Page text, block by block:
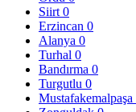
Siirt 0
Erzincan 0
Alanya 0
Turhal 0
Bandırma 0
Turgutlu 0
Mustafakemalpaşa